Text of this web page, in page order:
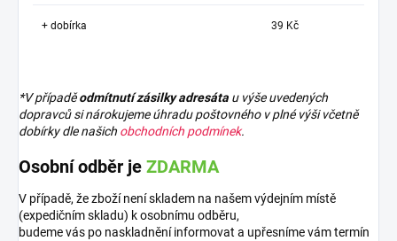
+ dobírka 39 Kč
*V případěodmítnutí zásilky adresáta u výše uvedených
dopravců si nárokujeme úhradu poštovného v plné výši včetně
dobírky dle našich obchodních podmínek.
Osobní odběr je ZDARMA
V případě, že zboží není skladem na našem výdejním místě
(expedičním skladu) k osobnímu odběru,
budeme vás po naskladnění informovat a upřesníme vám termín